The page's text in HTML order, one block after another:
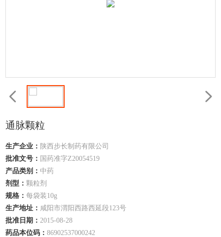
通脉颗粒
生产企业： 陕西步长制药有限公司
批准文号： 国药准字Z20054519
产品类别： 中药
剂型：颗粒剂
规格：每袋装10g
生产地址： 咸阳市渭阳西路西延段123号
批准日期：2015-08-28
药品本位码：86902537000242